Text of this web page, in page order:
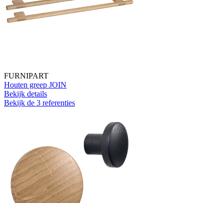
FURNIPART
Houten greep JOIN
Bekijk details
Bekijk de 3 referenties